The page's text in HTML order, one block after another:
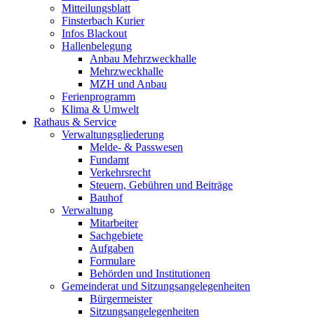
Mitteilungsblatt
Finsterbach Kurier
Infos Blackout
Hallenbelegung
Anbau Mehrzweckhalle
Mehrzweckhalle
MZH und Anbau
Ferienprogramm
Klima & Umwelt
Rathaus & Service
Verwaltungsgliederung
Melde- & Passwesen
Fundamt
Verkehrsrecht
Steuern, Gebühren und Beiträge
Bauhof
Verwaltung
Mitarbeiter
Sachgebiete
Aufgaben
Formulare
Behörden und Institutionen
Gemeinderat und Sitzungsangelegenheiten
Bürgermeister
Sitzungsangelegenheiten